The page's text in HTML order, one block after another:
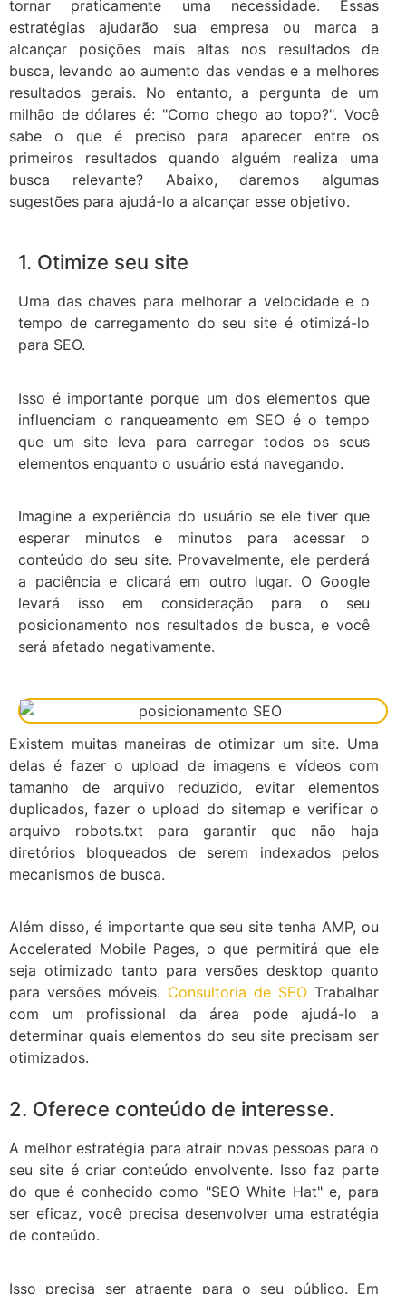
tornar praticamente uma necessidade. Essas
estratégias ajudarão sua empresa ou marca a
alcançar posições mais altas nos resultados de
busca, levando ao aumento das vendas e a melhores
resultados gerais. No entanto, a pergunta de um
milhão de dólares é: "Como chego ao topo?". Você
sabe o que é preciso para aparecer entre os
primeiros resultados quando alguém realiza uma
busca relevante? Abaixo, daremos algumas
sugestões para ajudá-lo a alcançar esse objetivo.
1. Otimize seu site
Uma das chaves para melhorar a velocidade e o
tempo de carregamento do seu site é otimizá-lo
para SEO.
Isso é importante porque um dos elementos que
influenciam o ranqueamento em SEO é o tempo
que um site leva para carregar todos os seus
elementos enquanto o usuário está navegando.
Imagine a experiência do usuário se ele tiver que
esperar minutos e minutos para acessar o
conteúdo do seu site. Provavelmente, ele perderá
a paciência e clicará em outro lugar. O Google
levará isso em consideração para o seu
posicionamento nos resultados de busca, e você
será afetado negativamente.
Existem muitas maneiras de otimizar um site. Uma
delas é fazer o upload de imagens e vídeos com
tamanho de arquivo reduzido, evitar elementos
duplicados, fazer o upload do sitemap e verificar o
arquivo robots.txt para garantir que não haja
diretórios bloqueados de serem indexados pelos
mecanismos de busca.
Além disso, é importante que seu site tenha AMP, ou
Accelerated Mobile Pages, o que permitirá que ele
seja otimizado tanto para versões desktop quanto
para versões móveis. Consultoria de SEO Trabalhar
com um profissional da área pode ajudá-lo a
determinar quais elementos do seu site precisam ser
otimizados.
2. Oferece conteúdo de interesse.
A melhor estratégia para atrair novas pessoas para o
seu site é criar conteúdo envolvente. Isso faz parte
do que é conhecido como "SEO White Hat" e, para
ser eficaz, você precisa desenvolver uma estratégia
de conteúdo.
Isso precisa ser atraente para o seu público. Em